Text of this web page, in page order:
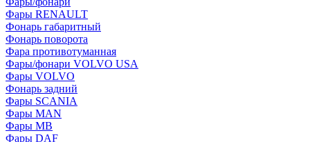
Фары RENAULT
Фонарь габаритный
Фонарь поворота
Фара противотуманная
Фары/фонари VOLVO USA
Фары VOLVO
Фонарь задний
Фары SCANIA
Фары MAN
Фары MB
Фары DAF